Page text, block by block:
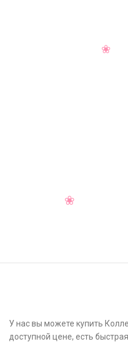
У нас вы можете купить
доступной цене, есть